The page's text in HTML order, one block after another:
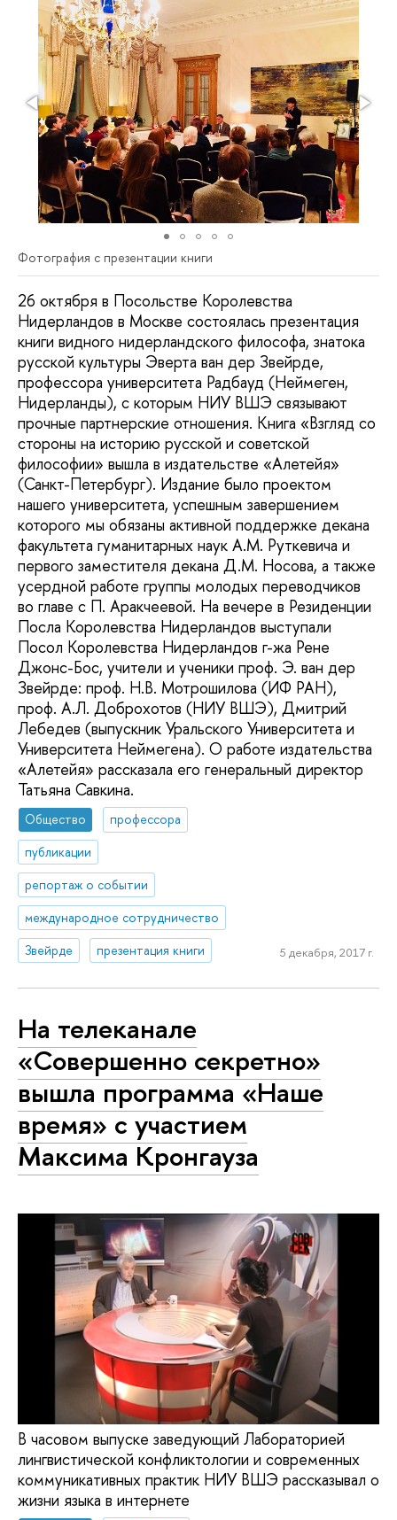
Фотография с презентации книги
26 октября в Посольстве Королевства
Нидерландов в Москве состоялась презентация
книги видного нидерландского философа, знатока
русской культуры Эверта ван дер Звейрде,
профессора университета Радбауд (Неймеген,
Нидерланды), с которым НИУ ВШЭ связывают
прочные партнерские отношения. Книга «Взгляд со
стороны на историю русской и советской
философии» вышла в издательстве «Алетейя»
(Санкт-Петербург). Издание было проектом
нашего университета, успешным завершением
которого мы обязаны активной поддержке декана
факультета гуманитарных наук А.М. Руткевича и
первого заместителя декана Д.М. Носова, а также
усердной работе группы молодых переводчиков
во главе с П. Аракчеевой. На вечере в Резиденции
Посла Королевства Нидерландов выступали
Посол Королевства Нидерландов г-жа Рене
Джонс-Бос, учители и ученики проф. Э. ван дер
Звейрде: проф. Н.В. Мотрошилова (ИФ РАН),
проф. А.Л. Доброхотов (НИУ ВШЭ), Дмитрий
Лебедев (выпускник Уральского Университета и
Университета Неймегена). О работе издательства
«Алетейя» рассказала его генеральный директор
Татьяна Савкина.
Общество
профессора
публикации
репортаж о событии
международное сотрудничество
Звейрде
презентация книги 5 декабря, 2017 г.
На телеканале
«Совершенно секретно»
вышла программа «Наше
время» с участием
Максима Кронгауза
В часовом выпуске заведующий Лабораторией
лингвистической конфликтологии и современных
коммуникативных практик НИУ ВШЭ рассказывал о
жизни языка в интернете